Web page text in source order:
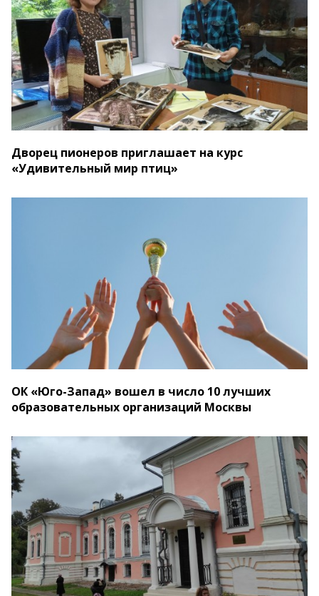
Дворец пионеров приглашает на курс
«Удивительный мир птиц»
ОК «Юго-Запад» вошел в число 10 лучших
образовательных организаций Москвы